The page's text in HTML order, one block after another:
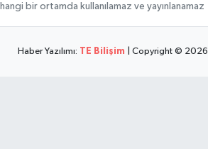
bir ortamda kullanılamaz ve yayınlanamaz
Haber Yazılımı: TE Bilişim | Copyright © 2026